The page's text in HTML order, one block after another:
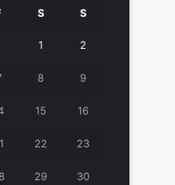
S S
1 2
8 9
15 16
22 23
29 30